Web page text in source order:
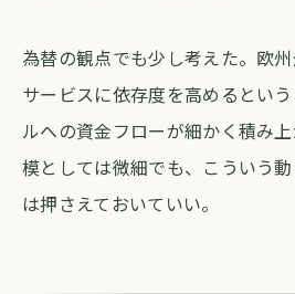
為替の観点でも少し考えた。欧
サービスに依存度を高めるとい
ルへの資金フローが細かく積み
模としては微細でも、こういう
は押さえておいていい。